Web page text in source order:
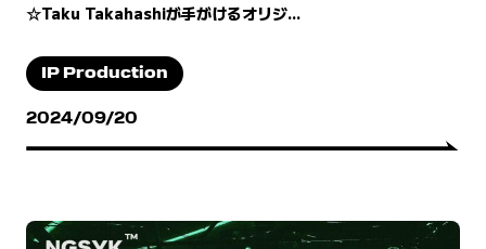
☆Taku Takahashiが手がけるオリジ...
IP Production
2024/09/20